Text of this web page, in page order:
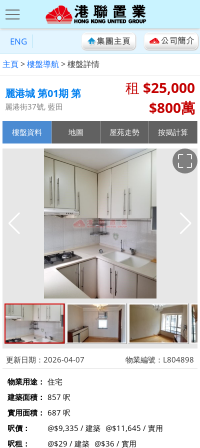
ENG
主頁>樓盤導航> 樓盤詳情
麗港城 第01期 第
02座
麗港街37號, 藍田
租 $25,000
$800萬
樓盤資料 地圖 屋苑走勢 按揭計算
更新日期：2026-04-07 物業編號：L804898
物業用途： 住宅
建築面積： 857 呎
實用面積： 687 呎
呎價：
@$9,335 / 建築 @$11,645 / 實用
呎租：
@$29 / 建築 @$36 / 實用